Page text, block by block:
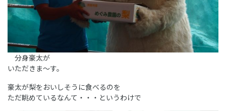
分身豪太が
いただきま～す。
豪太が梨をおいしそうに食べるのを
ただ眺めているなんて・・・というわけで